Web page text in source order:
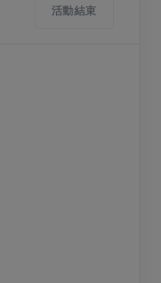
活動結束